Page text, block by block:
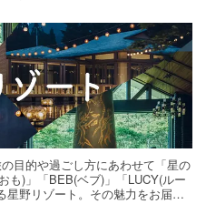
目的や過ごし方にあわせて「星の
も)」「BEB(ベブ)」「LUCY(ルー
星野リゾート。その魅力をお届け